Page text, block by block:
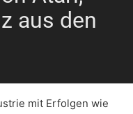
aus den
mit Erfolgen wie